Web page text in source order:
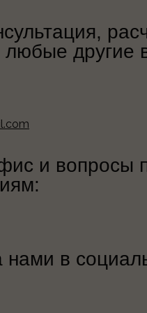
нами в
любые другие
и вопросы